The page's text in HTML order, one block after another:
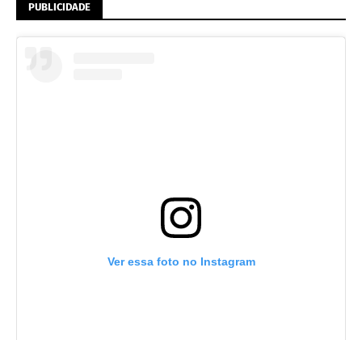
PUBLICIDADE
Ver essa foto no Instagram